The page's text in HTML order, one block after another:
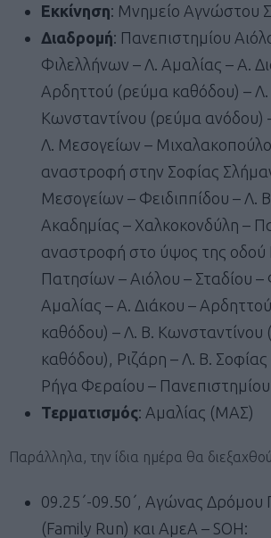
Εκκίνηση: Μνημείο Αγνώστου
Διαδρομή: Πανεπιστημίου
Φιλελλήνων – Λ. Αμαλίας – Α.
Αρδηττού (ρεύμα καθόδου) – Λ.
Κωνσταντίνου (ρεύμα ανόδου)
Λ. Μεσογείων –
αναστροφή στην Σοφίας
Μεσογείων – Φειδιππίδου – Λ.
Ακαδημίας – Χαλκοκονδύλη –
αναστροφή στο ύψος της οδού
Πατησίων – Αιόλου – Σταδίου –
Αμαλίας – Α. Διάκου –
καθόδου) – Λ. Β. Κωνσταντίνου
καθόδου), Ριζάρη – Λ. Β.
Ρήγα Φεραίου – Πανεπιστημίου
Τερματισμός: Αμαλίας (ΜΑΣ)
Παράλληλα, την ίδια ημέρα θα
09.25΄-09.50΄, Αγώνας Δρόμου
(Family Run) και ΑμεΑ – SOΗ: